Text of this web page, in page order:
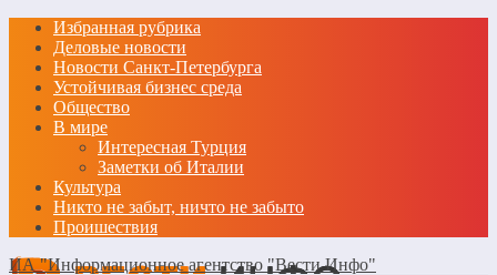
Избранная рубрика
Деловые новости
Новости Санкт-Петербурга
Устойчивая бизнес среда
Общество
В мире
Интересная Турция
Заметки об Италии
Культура
Никто не забыт, ничто не забыто
Проишествия
ИА "Информационное агентство "Вести Инфо"